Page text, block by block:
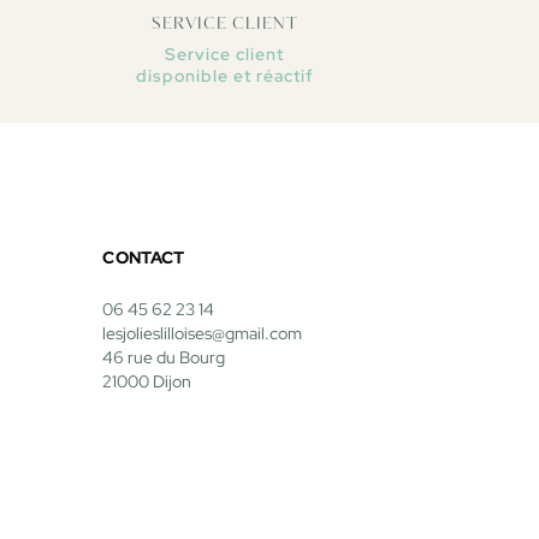
SERVICE CLIENT
Service client
disponible et réactif
CONTACT
06 45 62 23 14
lesjolieslilloises@gmail.com
46 rue du Bourg
21000 Dijon